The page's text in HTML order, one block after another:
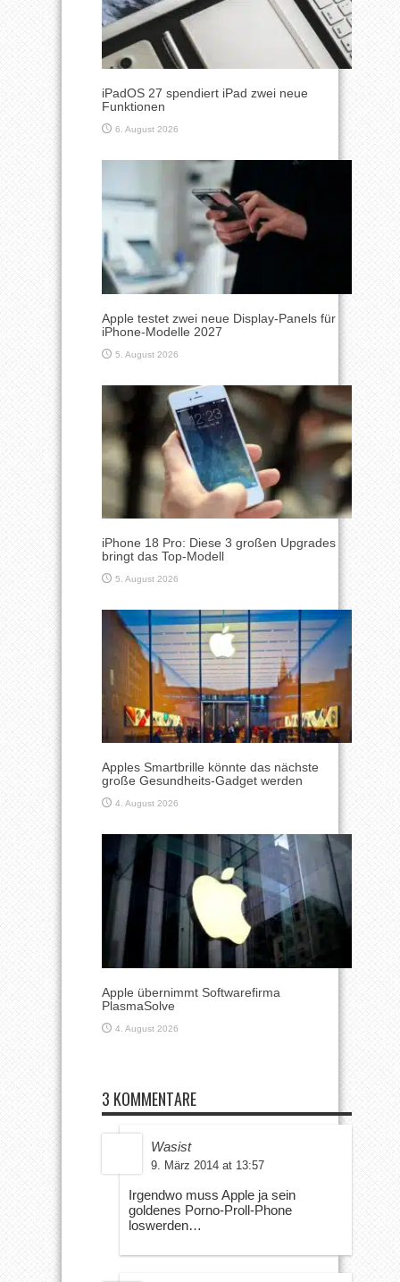
iPadOS 27 spendiert iPad zwei neue
Funktionen
6. August 2026
Apple testet zwei neue Display-Panels für
iPhone-Modelle 2027
5. August 2026
iPhone 18 Pro: Diese 3 großen Upgrades
bringt das Top-Modell
5. August 2026
Apples Smartbrille könnte das nächste
große Gesundheits-Gadget werden
4. August 2026
Apple übernimmt Softwarefirma
PlasmaSolve
4. August 2026
3 KOMMENTARE
Wasist
9. März 2014 at 13:57
Irgendwo muss Apple ja sein
goldenes Porno-Proll-Phone
loswerden…